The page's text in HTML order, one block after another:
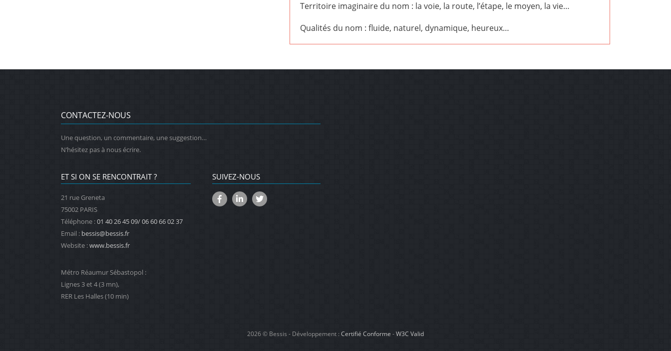
Territoire imaginaire du nom : la voie, la route, l’étape, le moyen, la vie…
Qualités du nom : fluide, naturel, dynamique, heureux…
CONTACTEZ-NOUS
Une question, un commentaire, une suggestion…
N’hésitez pas à nous écrire.
ET SI ON SE RENCONTRAIT ?
21 rue Greneta
75002 PARIS
Téléphone :01 40 26 45 09/ 06 60 66 02 37
Email : bessis@bessis.fr
Website :www.bessis.fr
SUIVEZ-NOUS
Métro Réaumur Sébastopol :
Lignes 3 et 4 (3 mn),
RER Les Halles (10 min)
2026 © Bessis - Développement : Certifié Conforme -W3C Valid